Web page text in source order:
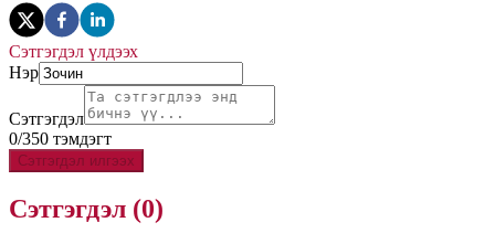
Сэтгэгдэл үлдээх
Нэр
Сэтгэгдэл
0/350 тэмдэгт
Сэтгэгдэл илгээх
Сэтгэгдэл (0)